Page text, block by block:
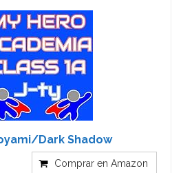
Dark Shadow
Comprar en Amazon